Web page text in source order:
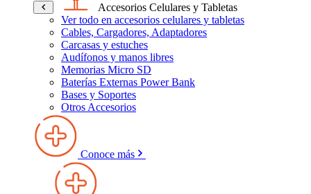
Accesorios Celulares y Tabletas
Ver todo en accesorios celulares y tabletas
Cables, Cargadores, Adaptadores
Carcasas y estuches
Audífonos y manos libres
Memorias Micro SD
Baterías Externas Power Bank
Bases y Soportes
Otros Accesorios
Conoce más